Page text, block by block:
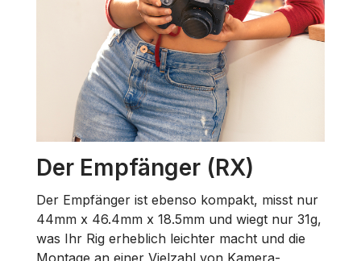
Der Empfänger (RX)
Der Empfänger ist ebenso kompakt, misst nur
44mm x 46.4mm x 18.5mm und wiegt nur 31g,
was Ihr Rig erheblich leichter macht und die